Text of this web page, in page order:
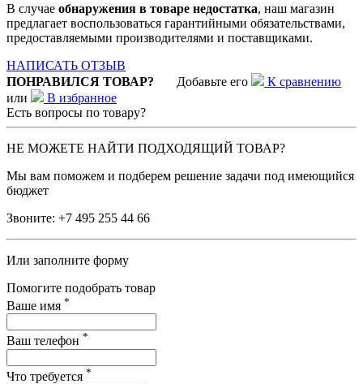
В случае обнаружения в товаре недостатка, наш магазин
предлагает воспользоваться гарантийными обязательствами,
предоставляемыми производителями и поставщиками.
НАПИСАТЬ ОТЗЫВ
ПОНРАВИЛСЯ ТОВАР? Добавьте его
К сравнению
или
В избранное
Есть вопросы по товару?
НЕ МОЖЕТЕ НАЙТИ ПОДХОДЯЩИЙ ТОВАР?
Мы вам поможем и подберем решение задачи под имеющийся
бюджет
Звоните: +7 495 255 44 66
Или заполните форму
Помогите подобрать товар
Ваше имя *
Ваш телефон *
Что требуется *